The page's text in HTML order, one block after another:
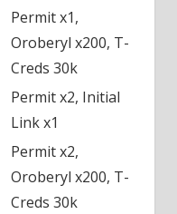
Permit x1,
Oroberyl x200, T-
Creds 30k
Permit x2, Initial
Link x1
Permit x2,
Oroberyl x200, T-
Creds 30k